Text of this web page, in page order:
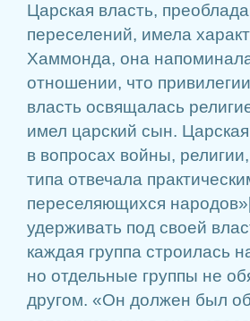
Царская власть,
переселений, имела
Хаммонда, она
отношении, что
власть освящалась
имел царский сын.
в вопросах войны,
типа отвечала
переселяющихся
удерживать под своей
каждая группа строилась
но отдельные группы не
другом. «Он должен был